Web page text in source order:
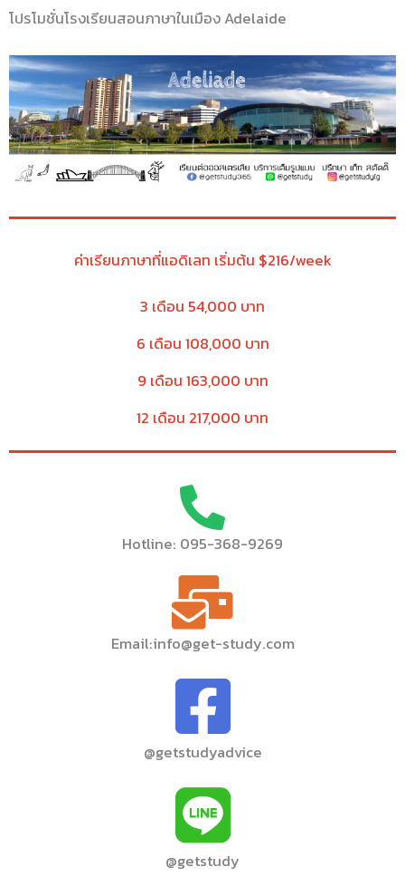
โปรโมชั่นโรงเรียนสอนภาษาในเมือง Adelaide
ค่าเรียนภาษาที่แอดิเลท เริ่มต้น $216/week
3 เดือน 54,000 บาท
6 เดือน 108,000 บาท
9 เดือน 163,000 บาท
12 เดือน 217,000 บาท
Hotline: 095-368-9269
Email:info@get-study.com
@getstudyadvice
@getstudy